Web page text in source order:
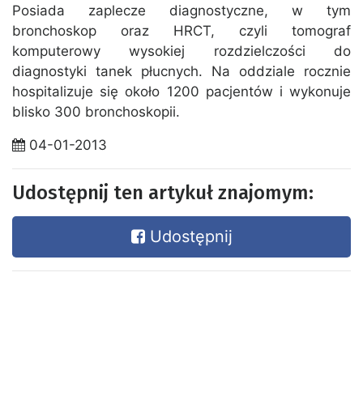
Posiada zaplecze diagnostyczne, w tym
bronchoskop oraz HRCT, czyli tomograf
komputerowy wysokiej rozdzielczości do
diagnostyki tanek płucnych. Na oddziale rocznie
hospitalizuje się około 1200 pacjentów i wykonuje
blisko 300 bronchoskopii.
04-01-2013
Udostępnij ten artykuł znajomym:
Udostępnij